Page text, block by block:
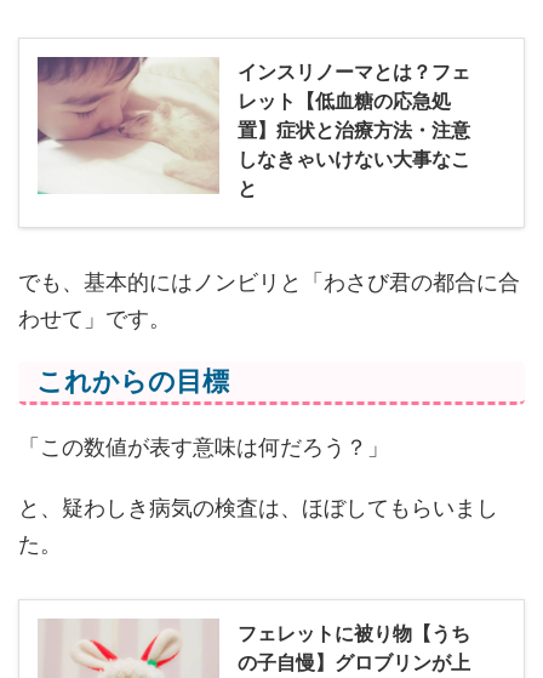
インスリノーマとは？フェ
レット【低血糖の応急処
置】症状と治療方法・注意
しなきゃいけない大事なこ
と
でも、基本的にはノンビリと「わさび君の都合に合
わせて」です。
これからの目標
「この数値が表す意味は何だろう？」
と、疑わしき病気の検査は、ほぼしてもらいまし
た。
フェレットに被り物【うち
の子自慢】グロブリンが上